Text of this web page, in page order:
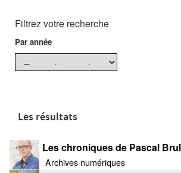
Espace Presse
Archives
Présentation
Prix littéraires
Filtrez votre recherche
Par année
Les résultats
Les chroniques de Pascal
Archives numériques